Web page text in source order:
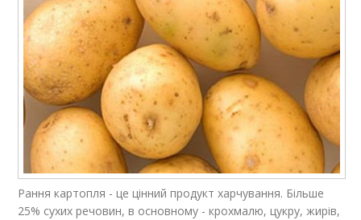
Рання картопля - це цінний продукт харчування. Більше
25% сухих речовин, в основному - крохмалю, цукру, жирів,